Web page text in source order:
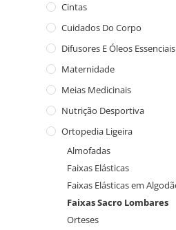
Cintas
Cuidados Do Corpo
Difusores E Óleos Essenciais
Maternidade
Meias Medicinais
Nutrição Desportiva
Ortopedia Ligeira
Almofadas
Faixas Elásticas
Faixas Elásticas em
Faixas Sacro Lombares
Orteses